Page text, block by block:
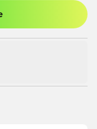
dig som medlem